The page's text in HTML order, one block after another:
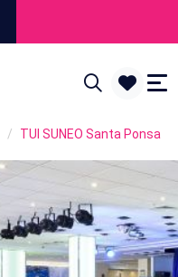
TUI SUNEO Santa Ponsa